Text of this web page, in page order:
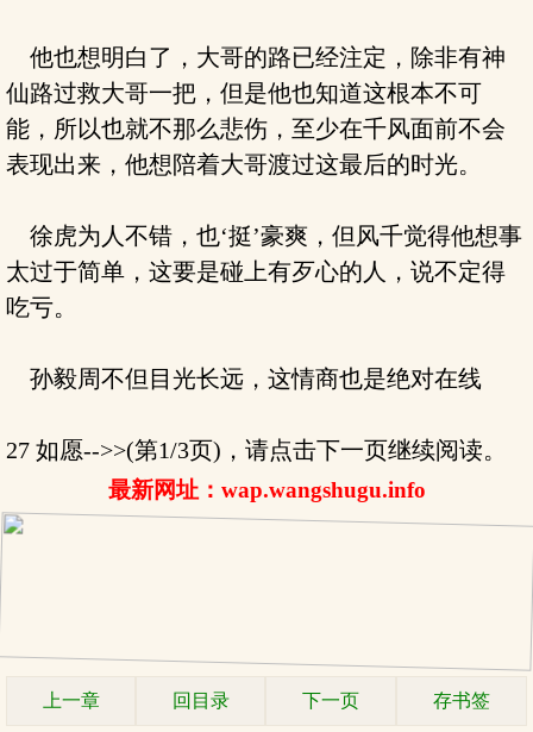
他也想明白了，大哥的路已经注定，除非有神
仙路过救大哥一把，但是他也知道这根本不可
能，所以也就不那么悲伤，至少在千风面前不会
表现出来，他想陪着大哥渡过这最后的时光。
徐虎为人不错，也‘挺’豪爽，但风千觉得他想事
太过于简单，这要是碰上有歹心的人，说不定得
吃亏。
孙毅周不但目光长远，这情商也是绝对在线
27 如愿-->>(第1/3页)，请点击下一页继续阅读。
最新网址：wap.wangshugu.info
上一章 回目录 下一页 存书签